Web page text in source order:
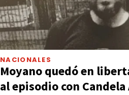
NACIONALES
Moyano quedó en
al episodio con Candela